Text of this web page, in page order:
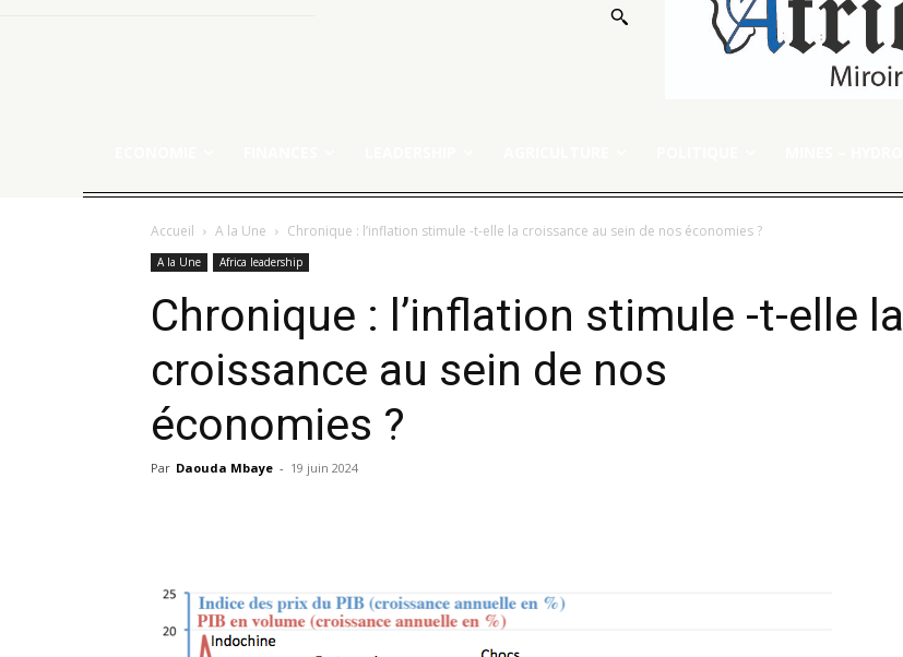
Accueil A la Une Chronique : l’inflation stimule -t-elle la croissance au sein de nos économies ?
A la Une Africa leadership
Chronique : l’inflation stimule -t-elle la
croissance au sein de nos
économies ?
Par Daouda Mbaye - 19 juin 2024